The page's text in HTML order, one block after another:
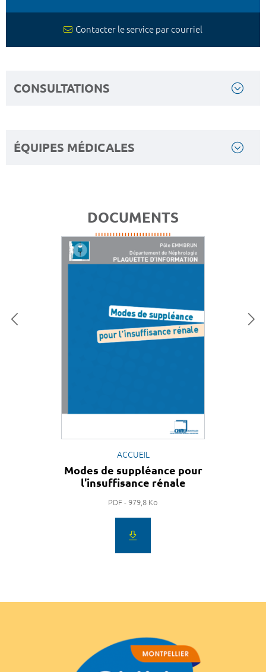
Contacter le service par courriel
CONSULTATIONS
ÉQUIPES MÉDICALES
DOCUMENTS
ACCUEIL
Modes de suppléance pour
l'insuffisance rénale
PDF - 979,8 Ko